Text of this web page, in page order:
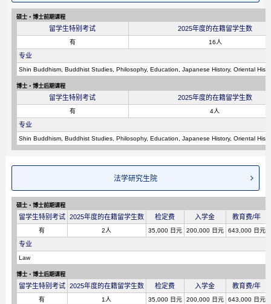
硕士・博士前期课程
留学生特别考试 2025年度的在籍留学生数
有 16人
专业
Shin Buddhism, Buddhist Studies, Philosophy, Education, Japanese History, Oriental
博士・博士后期课程
留学生特别考试 2025年度的在籍留学生数
有 4人
专业
Shin Buddhism, Buddhist Studies, Philosophy, Education, Japanese History, Oriental
法学研究生院
硕士・博士前期课程
留学生特别考试 2025年度的在籍留学生数 检定费 入学金 教育费/年
有 2人 35,000 日元 200,000 日元 643,000 日元
专业
Law
博士・博士后期课程
留学生特别考试 2025年度的在籍留学生数 检定费 入学金 教育费/年
有 1人 35,000 日元 200,000 日元 643,000 日元